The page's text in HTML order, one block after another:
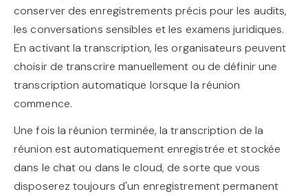
conserver des enregistrements précis pour les audits,
les conversations sensibles et les examens juridiques.
En activant la transcription, les organisateurs peuvent
choisir de transcrire manuellement ou de définir une
transcription automatique lorsque la réunion
commence.
Une fois la réunion terminée, la transcription de la
réunion est automatiquement enregistrée et stockée
dans le chat ou dans le cloud, de sorte que vous
disposerez toujours d'un enregistrement permanent